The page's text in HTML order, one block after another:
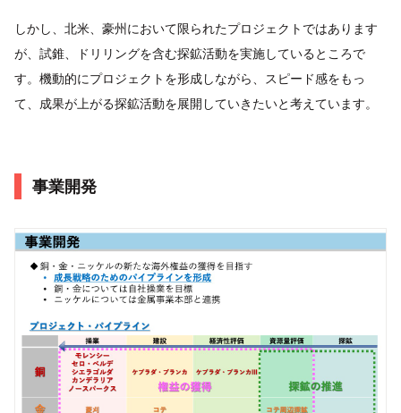
しかし、北米、豪州において限られたプロジェクトではあります
が、試錐、ドリリングを含む探鉱活動を実施しているところで
す。機動的にプロジェクトを形成しながら、スピード感をもっ
て、成果が上がる探鉱活動を展開していきたいと考えています。
事業開発